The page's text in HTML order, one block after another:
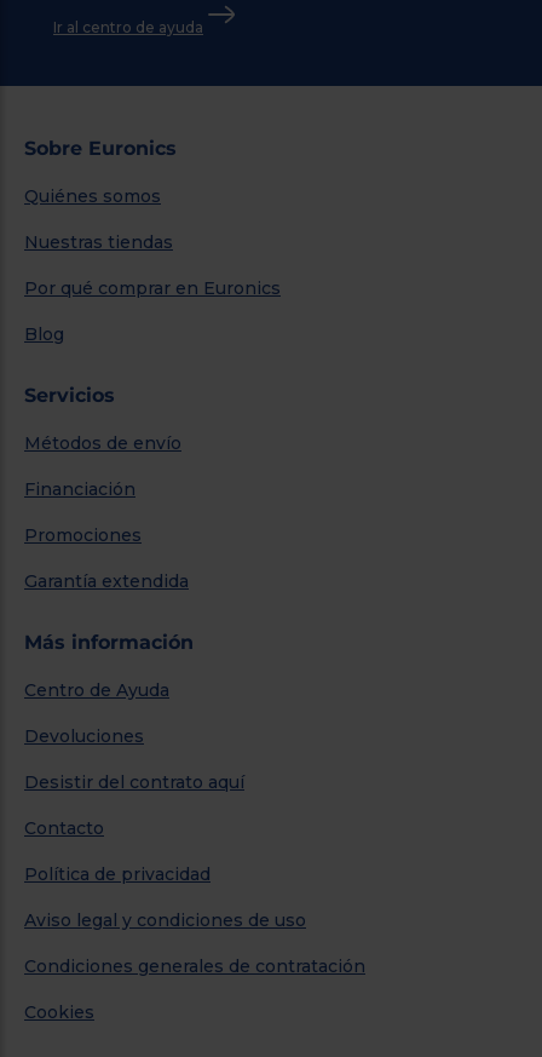
Ir al centro de ayuda
Sobre Euronics
Quiénes somos
Nuestras tiendas
Por qué comprar en Euronics
Blog
Servicios
Métodos de envío
Financiación
Promociones
Garantía extendida
Más información
Centro de Ayuda
Devoluciones
Desistir del contrato aquí
Contacto
Política de privacidad
Aviso legal y condiciones de uso
Condiciones generales de contratación
Cookies